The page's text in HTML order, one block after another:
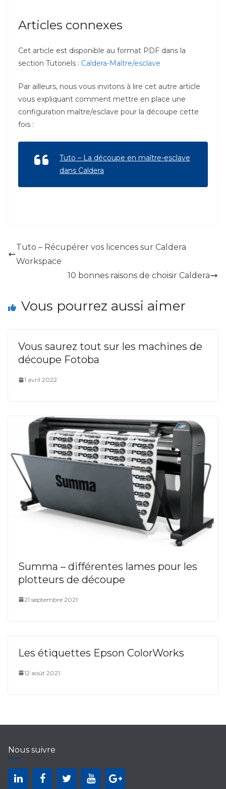
Articles connexes
Cet article est disponible au format PDF dans la
section Tutoriels : Caldera-Maître/esclave
Par ailleurs, nous vous invitons à lire cet autre article
vous expliquant comment mettre en place une
configuration maître/esclave pour la découpe cette
fois :
Tuto – La découpe en maître-esclave
dans Caldera
Tuto – Récupérer vos licences sur Caldera
Workspace
10 bonnes raisons de choisir Caldera
Vous pourrez aussi aimer
Vous saurez tout sur les machines de
découpe Fotoba
1 avril 2022
Summa – différentes lames pour les
plotteurs de découpe
21 septembre 2021
Les étiquettes Epson ColorWorks
12 août 2021
Nous suivre